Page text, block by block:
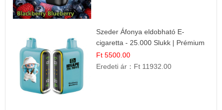
Szeder Áfonya eldobható E-
cigaretta - 25.000 Slukk | Prémium
Gyümölcs Íz
Ft 5500.00
Eredeti ár： Ft 11932.00